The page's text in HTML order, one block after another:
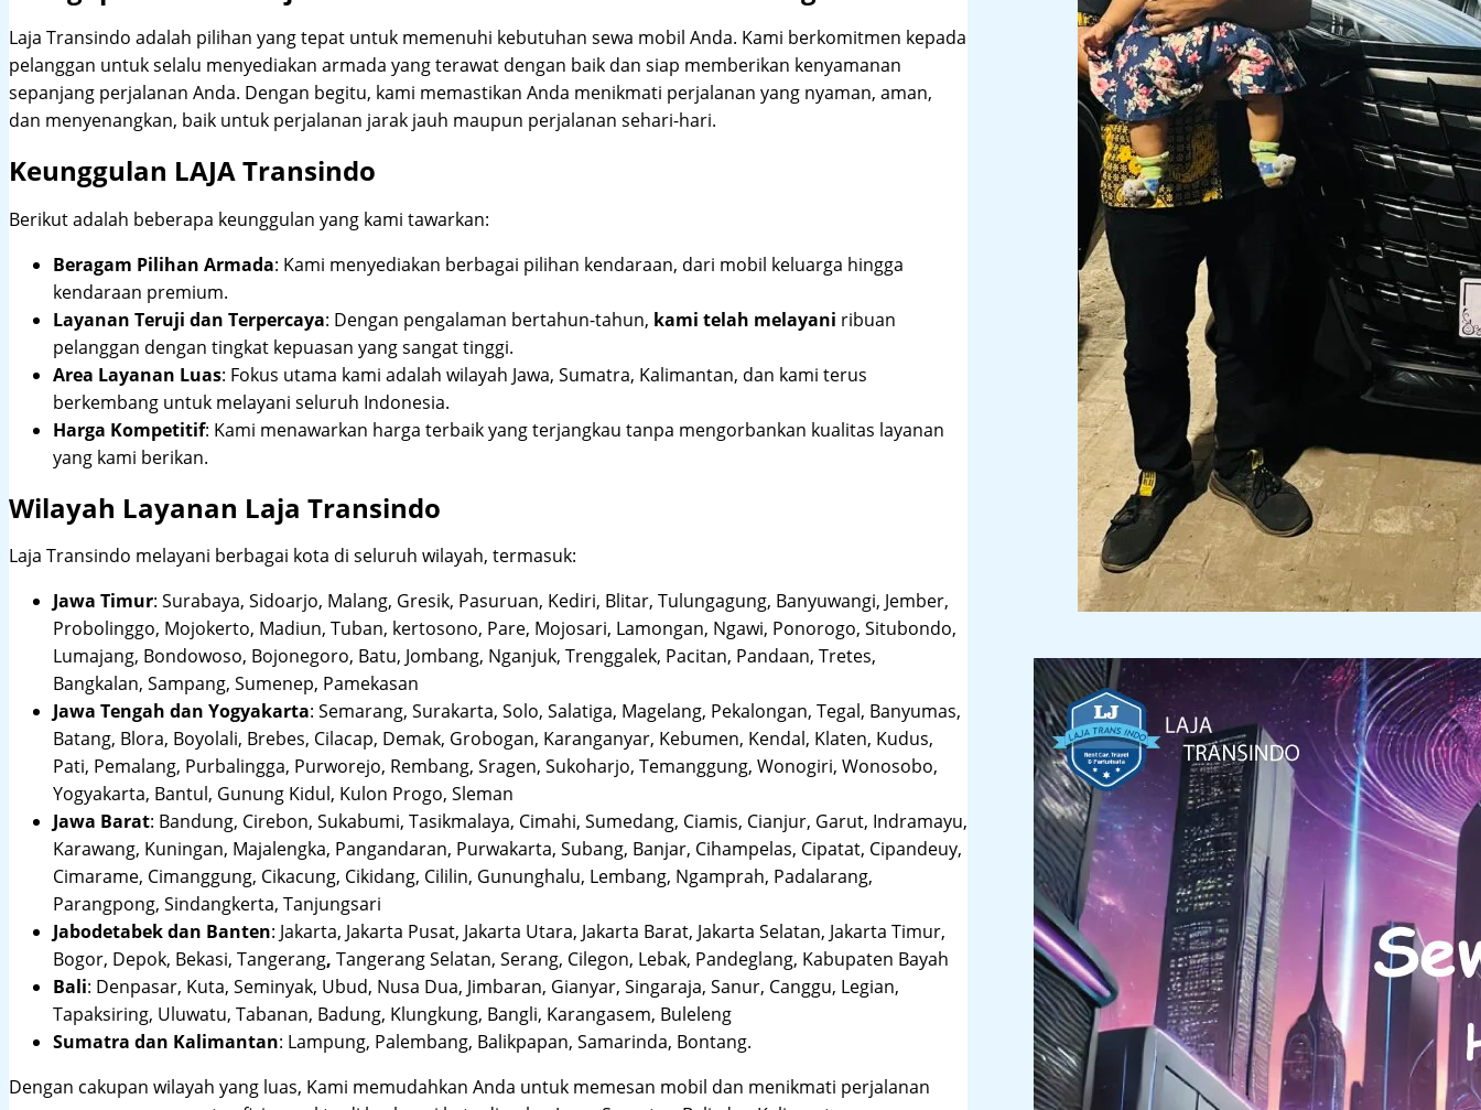
Laja Transindo adalah pilihan yang tepat untuk memenuhi kebutuhan sewa mobil Anda. Kami berkomitmen kepada
pelanggan untuk selalu menyediakan armada yang terawat dengan baik dan siap memberikan kenyamanan
sepanjang perjalanan Anda. Dengan begitu, kami memastikan Anda menikmati perjalanan yang nyaman, aman,
dan menyenangkan, baik untuk perjalanan jarak jauh maupun perjalanan sehari-hari.
Keunggulan LAJA Transindo
Berikut adalah beberapa keunggulan yang kami tawarkan:
Beragam Pilihan Armada: Kami menyediakan berbagai pilihan kendaraan, dari mobil keluarga hingga
kendaraan premium.
Layanan Teruji dan Terpercaya: Dengan pengalaman bertahun-tahun, kami telah melayani ribuan
pelanggan dengan tingkat kepuasan yang sangat tinggi.
Area Layanan Luas: Fokus utama kami adalah wilayah Jawa, Sumatra, Kalimantan, dan kami terus
berkembang untuk melayani seluruh Indonesia.
Harga Kompetitif: Kami menawarkan harga terbaik yang terjangkau tanpa mengorbankan kualitas layanan
yang kami berikan.
Wilayah Layanan Laja Transindo
Laja Transindo melayani berbagai kota di seluruh wilayah, termasuk:
Jawa Timur: Surabaya, Sidoarjo, Malang, Gresik, Pasuruan, Kediri, Blitar, Tulungagung, Banyuwangi, Jember,
Probolinggo, Mojokerto, Madiun, Tuban, kertosono, Pare, Mojosari, Lamongan, Ngawi, Ponorogo, Situbondo,
Lumajang, Bondowoso, Bojonegoro, Batu, Jombang, Nganjuk, Trenggalek, Pacitan, Pandaan, Tretes,
Bangkalan, Sampang, Sumenep, Pamekasan
Jawa Tengah dan Yogyakarta: Semarang, Surakarta, Solo, Salatiga, Magelang, Pekalongan, Tegal, Banyumas,
Batang, Blora, Boyolali, Brebes, Cilacap, Demak, Grobogan, Karanganyar, Kebumen, Kendal, Klaten, Kudus,
Pati, Pemalang, Purbalingga, Purworejo, Rembang, Sragen, Sukoharjo, Temanggung, Wonogiri, Wonosobo,
Yogyakarta, Bantul, Gunung Kidul, Kulon Progo, Sleman
Jawa Barat: Bandung, Cirebon, Sukabumi, Tasikmalaya, Cimahi, Sumedang, Ciamis, Cianjur, Garut, Indramayu,
Karawang, Kuningan, Majalengka, Pangandaran, Purwakarta, Subang, Banjar, Cihampelas, Cipatat, Cipandeuy,
Cimarame, Cimanggung, Cikacung, Cikidang, Cililin, Gununghalu, Lembang, Ngamprah, Padalarang,
Parangpong, Sindangkerta, Tanjungsari
Jabodetabek dan Banten: Jakarta, Jakarta Pusat, Jakarta Utara, Jakarta Barat, Jakarta Selatan, Jakarta Timur,
Bogor, Depok, Bekasi, Tangerang, Tangerang Selatan, Serang, Cilegon, Lebak, Pandeglang, Kabupaten Bayah
Bali: Denpasar, Kuta, Seminyak, Ubud, Nusa Dua, Jimbaran, Gianyar, Singaraja, Sanur, Canggu, Legian,
Tapaksiring, Uluwatu, Tabanan, Badung, Klungkung, Bangli, Karangasem, Buleleng
Sumatra dan Kalimantan: Lampung, Palembang, Balikpapan, Samarinda, Bontang.
Dengan cakupan wilayah yang luas, Kami memudahkan Anda untuk memesan mobil dan menikmati perjalanan